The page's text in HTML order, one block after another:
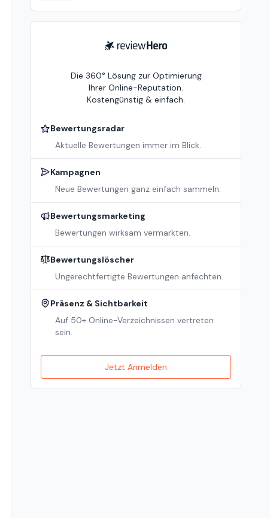
ReviewHero
Die 360° Lösung zur Optimierung
Ihrer Online-Reputation.
Kostengünstig & einfach.
Bewertungsradar
Aktuelle Bewertungen immer im Blick.
Kampagnen
Neue Bewertungen ganz einfach sammeln.
Bewertungsmarketing
Bewertungen wirksam vermarkten.
Bewertungslöscher
Ungerechtfertigte Bewertungen anfechten.
Präsenz & Sichtbarkeit
Auf 50+ Online-Verzeichnissen vertreten
sein.
Jetzt Anmelden